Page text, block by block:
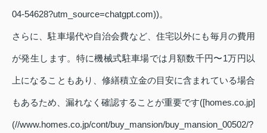
04-54628?utm_source=chatgpt.com))。
さらに、駐車場代や自治会費など、住宅以外にも毎月の費用
が発生します。特に機械式駐車場では月額数千円〜1万円以
上になることもあり、修繕積立金の目安に含まれている場合
もあるため、漏れなく確認することが重要です([homes.co.jp]
(//www.homes.co.jp/cont/buy_mansion/buy_mansion_00502/?